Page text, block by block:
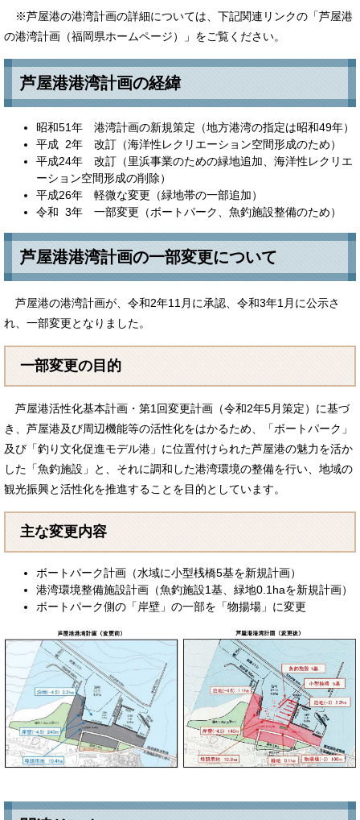
※芦屋港の港湾計画の詳細については、下記関連リンクの「芦屋港
の港湾計画（福岡県ホームページ）」をご覧ください。
芦屋港港湾計画の経緯
昭和51年 港湾計画の新規策定（地方港湾の指定は昭和49年）
平成 2年 改訂（海洋性レクリエーション空間形成のため）
平成24年 改訂（里浜事業のための緑地追加、海洋性レクリエ
ーション空間形成の削除）
平成26年 軽微な変更（緑地帯の一部追加）
令和 3年 一部変更（ボートパーク、魚釣施設整備のため）
芦屋港港湾計画の一部変更について
芦屋港の港湾計画が、令和2年11月に承認、令和3年1月に公示さ
れ、一部変更となりました。
一部変更の目的
芦屋港活性化基本計画・第1回変更計画（令和2年5月策定）に基づ
き、芦屋港及び周辺機能等の活性化をはかるため、「ボートパーク」
及び「釣り文化促進モデル港」に位置付けられた芦屋港の魅力を活か
した「魚釣施設」と、それに調和した港湾環境の整備を行い、地域の
観光振興と活性化を推進することを目的としています。
主な変更内容
ボートパーク計画（水域に小型桟橋5基を新規計画）
港湾環境整備施設計画（魚釣施設1基、緑地0.1haを新規計画）
ボートパーク側の「岸壁」の一部を「物揚場」に変更